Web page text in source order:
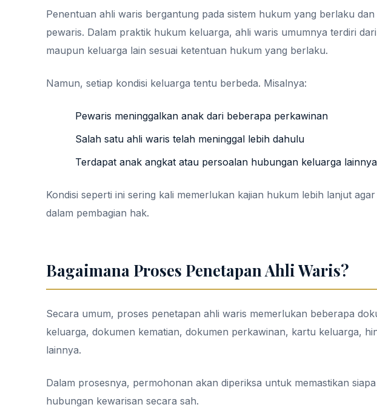
Penentuan ahli waris bergantung pada sistem hukum yang berlaku
pewaris. Dalam praktik hukum keluarga, ahli waris umumnya terdiri
maupun keluarga lain sesuai ketentuan hukum yang berlaku.
Namun, setiap kondisi keluarga tentu berbeda. Misalnya:
Pewaris meninggalkan anak dari beberapa perkawinan
Salah satu ahli waris telah meninggal lebih dahulu
Terdapat anak angkat atau persoalan hubungan keluarga lainnya
Kondisi seperti ini sering kali memerlukan kajian hukum lebih lanjut
dalam pembagian hak.
Bagaimana Proses Penetapan Ahli Waris?
Secara umum, proses penetapan ahli waris memerlukan beberapa
keluarga, dokumen kematian, dokumen perkawinan, kartu keluarga,
lainnya.
Dalam prosesnya, permohonan akan diperiksa untuk memastikan
hubungan kewarisan secara sah.